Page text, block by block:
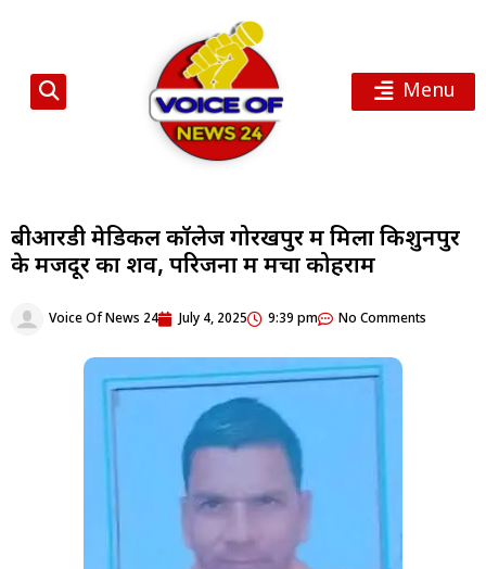
Menu
बीआरडी मेडिकल कॉलेज गोरखपुर में मिला किशुनपुर
के मजदूर का शव, परिजनों में मचा कोहराम
Voice Of News 24 July 4, 2025 9:39 pm No Comments